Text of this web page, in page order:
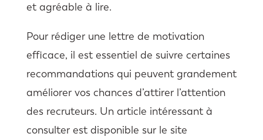
et agréable à lire.
Pour rédiger une lettre de motivation
efficace, il est essentiel de suivre certaines
recommandations qui peuvent grandement
améliorer vos chances d’attirer l’attention
des recruteurs. Un article intéressant à
consulter est disponible sur le site